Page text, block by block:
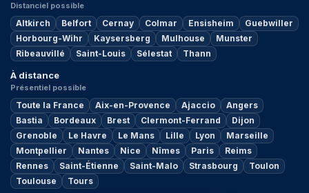
Distanciel possible
Altkirch Belfort Cernay Colmar Ensisheim
Guebwiller
Horbourg-Wihr
Kaysersberg Mulhouse
Munster
Ribeauvillé
Saint-Louis Sélestat Thann
À distance
Présentiel possible
Toute la France Aix-en-Provence Ajaccio
Angers
Bastia
Bordeaux Brest Clermont-Ferrand
Dijon
Grenoble
Le Havre Le Mans Lille Lyon
Marseille
Montpellier
Nantes Nice Nîmes Paris
Reims
Rennes
Saint-Étienne Saint-Malo Strasbourg
Toulon
Toulouse
Tours